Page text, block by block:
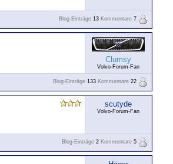
Blog-Einträge 13 Kommentare 7
Clumsy
Volvo-Forum-Fan
Blog-Einträge 133 Kommentare 22
scutyde
Volvo-Forum-Fan
Blog-Einträge 2 Kommentare 5